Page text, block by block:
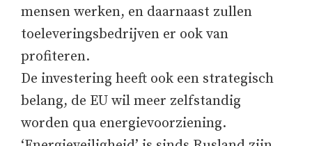
mensen werken, en daarnaast zullen
toeleveringsbedrijven er ook van
profiteren.
De investering heeft ook een strategisch
belang, de EU wil meer zelfstandig
worden qua energievoorziening.